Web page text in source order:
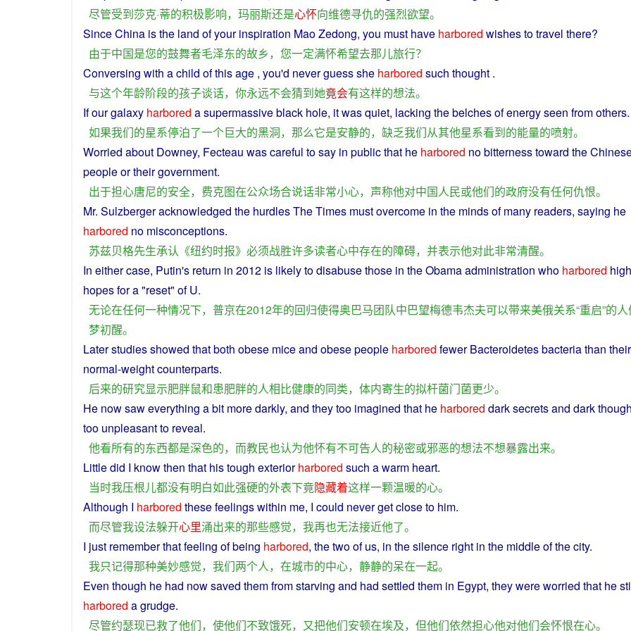
尽管受到莎克·蒂的积极影响， 玛丽斯还是心怀向维德寻仇的强烈欲望。
SinceChina isthe land ofyourinspiration Mao Zedong, you must have harbored wishestotravel there?
由于中国是您的鼓舞者毛泽东的故乡， 您一定满怀希望去那儿旅行？
Conversing with achild ofthisage , you'd neverguessshe harbored such thought .
与这个年龄阶段的孩子谈话， 你永远不会猜到她竟会有这样的想法。
Ifourgalaxy harbored asupermassive black hole, itwasquiet, lacking the belches ofenergyseen fromothers.
如果我们的星系停泊了一个巨大的黑洞， 那么它是安静的， 缺乏我们从其他星系看到的能量的喷射。
Worried about Downey, Fecteau wascareful tosay in publicthat he harbored nobitternesstoward the
peopleortheirgovernment.
出于担心唐尼的安全， 费克图在公众场合说话非常小心， 声称他对中国人民或他们的政府没有任何仇恨。
Mr. Sulzbergeracknowledged the hurdlesTheTimes mustovercome in the mindsof many readers, saying he
harbored no misconceptions.
苏兹贝格先生承认 《纽约时报》 必须战胜许多读者心中存在的障碍， 并表示他对此非常清醒。
In eithercase, Putin's return in 2012 is likelytodisabuse those in theObamaadministration who harbored high
hopes fora"reset" of U.
无论在任何一种情况下， 普京在2012年的回归使得奥巴马团队中巴望梅德韦杰夫可以带来美俄关系“重启”的人
梦初醒。
Laterstudiesshowed that both obese miceand obesepeople harbored fewerBacteroidetesbacteriathan their
normal-weightcounterparts.
后来的研究显示肥胖鼠和患肥胖的人相比健康的同类， 体内寄生的拟杆菌门菌更少。
He nowsaweverything abit more darkly, and theytoo imagined that he harbored darksecretsand dark
too unpleasantto reveal.
他看所有的东西都是深色的， 而教民也认为他怀有不可告人的秘密或邪恶的想法不想暴露出来。
Littledid I knowthen that histough exterior harbored such awarm heart.
当时我压根儿都没有明白如此强硬的外表下竟隐藏着这样一颗温暖的心。
Although I harbored thesefeelingswithin me, I could nevergetcloseto him.
而尽管我设法躲开心里涌出来的那些感觉， 我再也无法接近他了。
I just rememberthatfeeling of being harbored, thetwoofus, in thesilence right in the middleof thecity.
我只记得那种美妙感觉， 我们两个人， 在城市的中心， 静静的呆在一起。
Even though he had nowsaved themfromstarving and had settled them in Egypt, theywereworried that he
harbored a grudge.
尽管约瑟现已救了他们， 使他们不致饿死， 又把他们安顿在埃及， 但他们依然担心他对他们会怀恨在心。